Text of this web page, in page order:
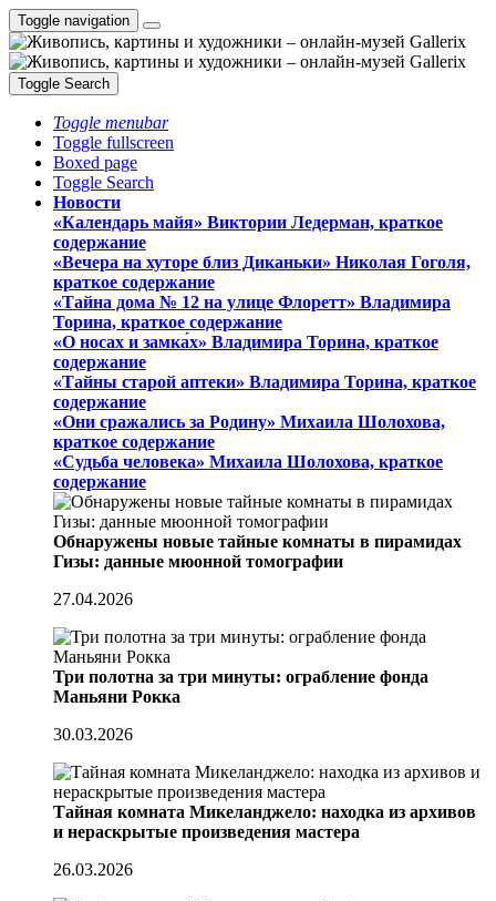
Toggle navigation
Toggle Search
Toggle menubar
Toggle fullscreen
Boxed page
Toggle Search
Новости
«Календарь майя» Виктории Ледерман, краткое
содержание
«Вечера на хуторе близ Диканьки» Николая Гоголя,
краткое содержание
«Тайна дома № 12 на улице Флоретт» Владимира
Торина, краткое содержание
«О носах и замка́х» Владимира Торина, краткое
содержание
«Тайны старой аптеки» Владимира Торина, краткое
содержание
«Они сражались за Родину» Михаила Шолохова,
краткое содержание
«Судьба человека» Михаила Шолохова, краткое
содержание
Обнаружены новые тайные комнаты в пирамидах
Гизы: данные мюонной томографии
27.04.2026
Три полотна за три минуты: ограбление фонда
Маньяни Рокка
30.03.2026
Тайная комната Микеланджело: находка из архивов
и нераскрытые произведения мастера
26.03.2026